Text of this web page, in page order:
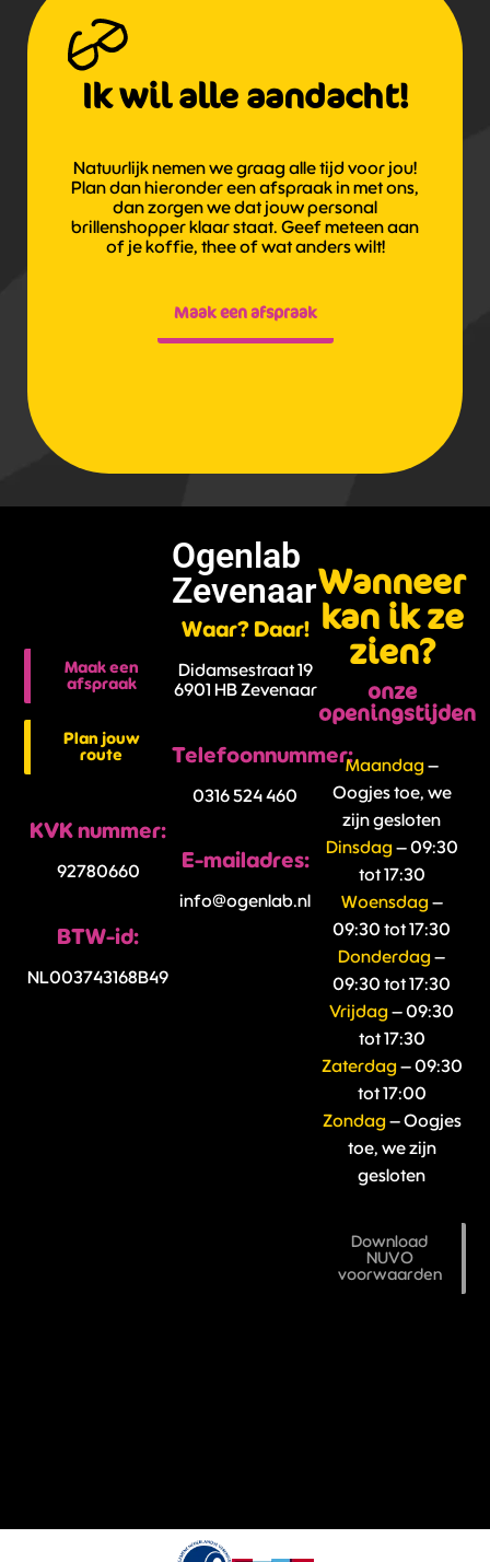
Ik wil alle aandacht!
Natuurlijk nemen we graag alle tijd voor jou!
Plan dan hieronder een afspraak in met ons,
dan zorgen we dat jouw personal
brillenshopper klaar staat. Geef meteen aan
of je koffie, thee of wat anders wilt!
Maak een afspraak
Ogenlab
Zevenaar
Waar? Daar!
Didamsestraat 19
6901 HB Zevenaar
Telefoonnummer:
0316 524 460
E-mailadres:
info@ogenlab.nl
Maak een
afspraak
Plan jouw
route
KVK nummer:
92780660
BTW-id:
NL003743168B49
Wanneer
kan ik ze
zien?
onze
openingstijden
Maandag –
Oogjes toe, we
zijn gesloten
Dinsdag – 09:30
tot 17:30
Woensdag –
09:30 tot 17:30
Donderdag–
09:30 tot 17:30
Vrijdag– 09:30
tot 17:30
Zaterdag – 09:30
tot 17:00
Zondag – Oogjes
toe, we zijn
gesloten
Download
NUVO
voorwaarden